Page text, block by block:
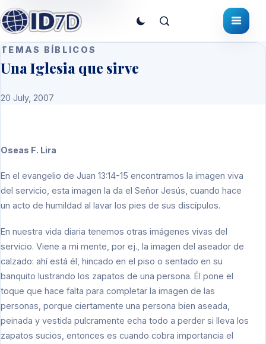
TEMAS BÍBLICOS
Una Iglesia que sirve
20 July, 2007
Oseas F. Lira
En el evangelio de Juan 13:14-15 encontramos la imagen viva
del servicio, esta imagen la da el Señor Jesús, cuando hace
un acto de humildad al lavar los pies de sus discípulos.
En nuestra vida diaria tenemos otras imágenes vivas del
servicio. Viene a mi mente, por ej., la imagen del aseador de
calzado: ahí está él, hincado en el piso o sentado en su
banquito lustrando los zapatos de una persona. Él pone el
toque que hace falta para completar la imagen de las
personas, porque ciertamente una persona bien aseada,
peinada y vestida pulcramente echa todo a perder si lleva los
zapatos sucios, entonces es cuando cobra importancia el